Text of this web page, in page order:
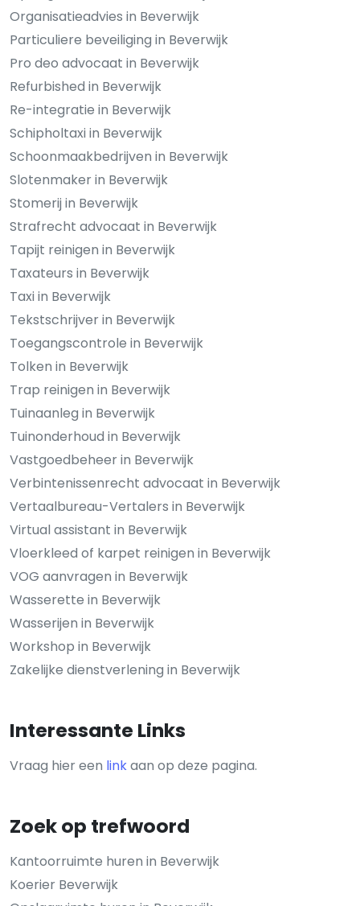
Organisatieadvies in Beverwijk
Particuliere beveiliging in Beverwijk
Pro deo advocaat in Beverwijk
Refurbished in Beverwijk
Re-integratie in Beverwijk
Schipholtaxi in Beverwijk
Schoonmaakbedrijven in Beverwijk
Slotenmaker in Beverwijk
Stomerij in Beverwijk
Strafrecht advocaat in Beverwijk
Tapijt reinigen in Beverwijk
Taxateurs in Beverwijk
Taxi in Beverwijk
Tekstschrijver in Beverwijk
Toegangscontrole in Beverwijk
Tolken in Beverwijk
Trap reinigen in Beverwijk
Tuinaanleg in Beverwijk
Tuinonderhoud in Beverwijk
Vastgoedbeheer in Beverwijk
Verbintenissenrecht advocaat in Beverwijk
Vertaalbureau-Vertalers in Beverwijk
Virtual assistant in Beverwijk
Vloerkleed of karpet reinigen in Beverwijk
VOG aanvragen in Beverwijk
Wasserette in Beverwijk
Wasserijen in Beverwijk
Workshop in Beverwijk
Zakelijke dienstverlening in Beverwijk
Interessante Links
Vraag hier een linkaan op deze pagina.
Zoek op trefwoord
Kantoorruimte huren in Beverwijk
Koerier Beverwijk